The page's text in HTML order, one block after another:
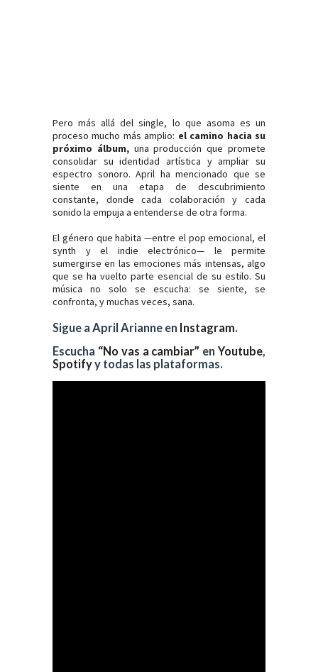
Pero más allá del single, lo que asoma es un
proceso mucho más amplio: el camino hacia su
próximo álbum, una producción que promete
consolidar su identidad artística y ampliar su
espectro sonoro. April ha mencionado que se
siente en una etapa de descubrimiento
constante, donde cada colaboración y cada
sonido la empuja a entenderse de otra forma.
El género que habita —entre el pop emocional, el
synth y el indie electrónico— le permite
sumergirse en las emociones más intensas, algo
que se ha vuelto parte esencial de su estilo. Su
música no solo se escucha: se siente, se
confronta, y muchas veces, sana.
Sigue a April Arianne en Instagram.
Escucha “No vas a cambiar” enYoutube,
Spotifyy todas las plataformas.